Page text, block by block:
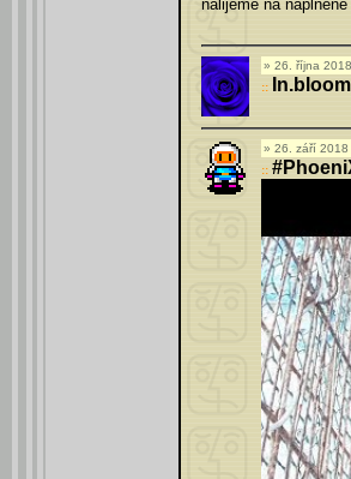
nalijeme na
26. října
In.bloom
26. září 2018